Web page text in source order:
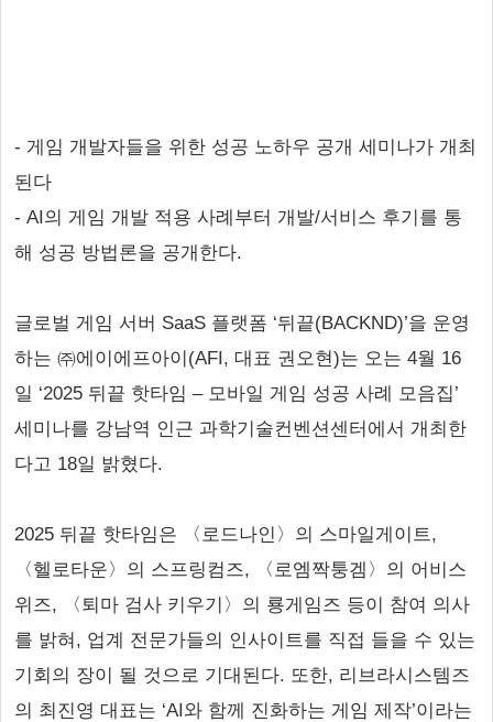
- 게임 개발자들을 위한 성공 노하우 공개 세미나가 개최
된다
- AI의 게임 개발 적용 사례부터 개발/서비스 후기를 통
해 성공 방법론을 공개한다.
글로벌 게임 서버 SaaS 플랫폼 ‘뒤끝(BACKND)’을 운영
하는 ㈜에이에프아이(AFI, 대표 권오현)는 오는 4월 16
일 ‘2025 뒤끝 핫타임 – 모바일 게임 성공 사례 모음집’
세미나를 강남역 인근 과학기술컨벤션센터에서 개최한
다고 18일 밝혔다.
2025 뒤끝 핫타임은 〈로드나인〉의 스마일게이트,
〈헬로타운〉의 스프링컴즈, 〈로엠짝퉁겜〉의 어비스
위즈, 〈퇴마 검사 키우기〉의 룡게임즈 등이 참여 의사
를 밝혀, 업계 전문가들의 인사이트를 직접 들을 수 있는
기회의 장이 될 것으로 기대된다. 또한, 리브라시스템즈
의 최진영 대표는 ‘AI와 함께 진화하는 게임 제작’이라는